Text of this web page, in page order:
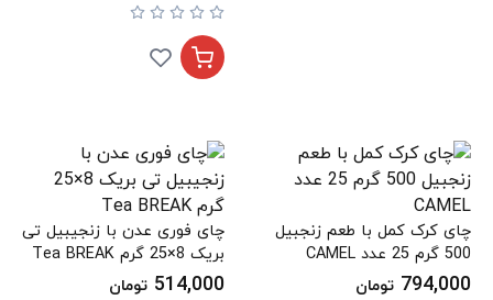
چای کرک کمل با طعم زنجبیل
500 گرم 25 عدد CAMEL
794,000 تومان
چای فوری عدن با زنجیبیل تی
بریک 8×25 گرم Tea BREAK
514,000 تومان